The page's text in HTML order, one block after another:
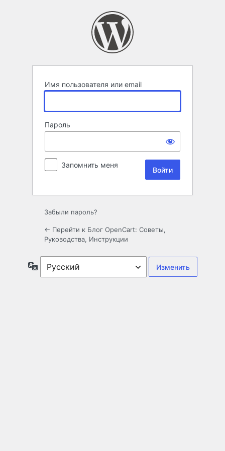
Имя пользователя или email
Пароль
Запомнить меня
Забыли пароль?
← Перейти к Блог OpenCart: Советы,
Руководства, Инструкции
Язык